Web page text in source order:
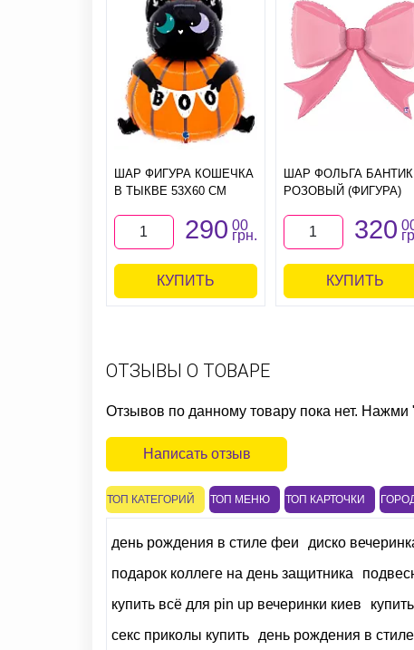
ШАР ФИГУРА КОШЕЧКА
В ТЫКВЕ 53X60 СМ
290 00
грн.
КУПИТЬ
ШАР ФОЛЬГА БАНТИК
РОЗОВЫЙ (ФИГУРА)
320
КУПИТЬ
ОТЗЫВЫ О ТОВАРЕ
Отзывов по данному товару пока нет.
Написать отзыв
ТОП КАТЕГОРИЙ ТОП МЕНЮ ТОП КАРТОЧКИ
день рождения в стиле феи диско
подарок коллеге на день защитника
купить всё для pin up вечеринки киев
секс приколы купить
день рождения в